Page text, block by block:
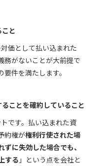
と
価として払い込まれた
務がないことが大前提で
件を満たします。
ことを確約していること
です。払い込まれた資
約権が権利行使された場
に失効した場合でも、
する 」という点を会社と